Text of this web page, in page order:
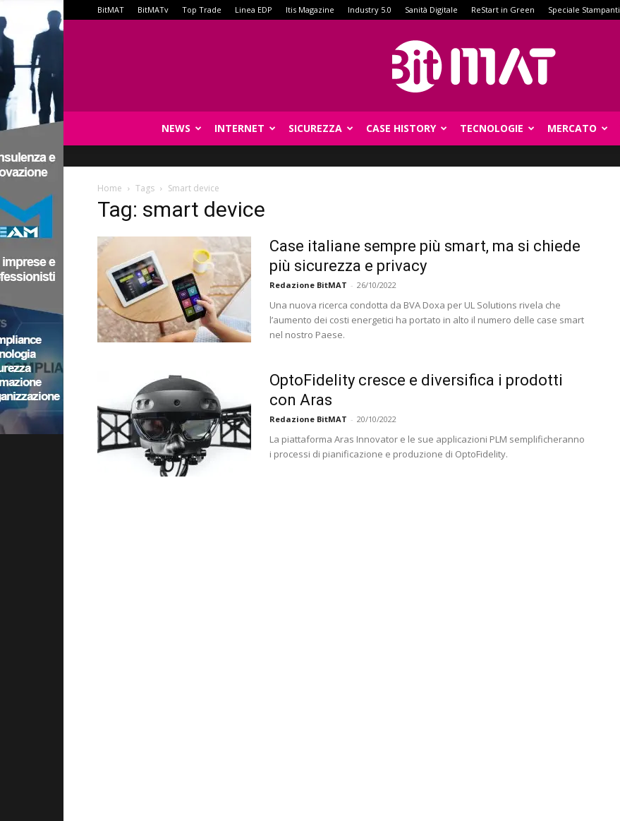
BitMAT BitMATv Top Trade Linea EDP Itis Magazine Industry 5.0 Sanità Digitale ReStart in Green Speciale Stampanti
NEWS INTERNET SICUREZZA CASE HISTORY TECNOLOGIE MERCATO
Home Tags Smart device
Tag: smart device
Case italiane sempre più smart, ma si chiede
più sicurezza e privacy
Redazione BitMAT - 26/10/2022
Una nuova ricerca condotta da BVA Doxa per UL Solutions rivela che
l’aumento dei costi energetici ha portato in alto il numero delle case smart
nel nostro Paese.
OptoFidelity cresce e diversifica i prodotti
con Aras
Redazione BitMAT - 20/10/2022
La piattaforma Aras Innovator e le sue applicazioni PLM semplificheranno
i processi di pianificazione e produzione di OptoFidelity.